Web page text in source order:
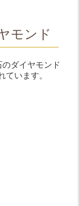
モンド
ダイヤモンド
います。